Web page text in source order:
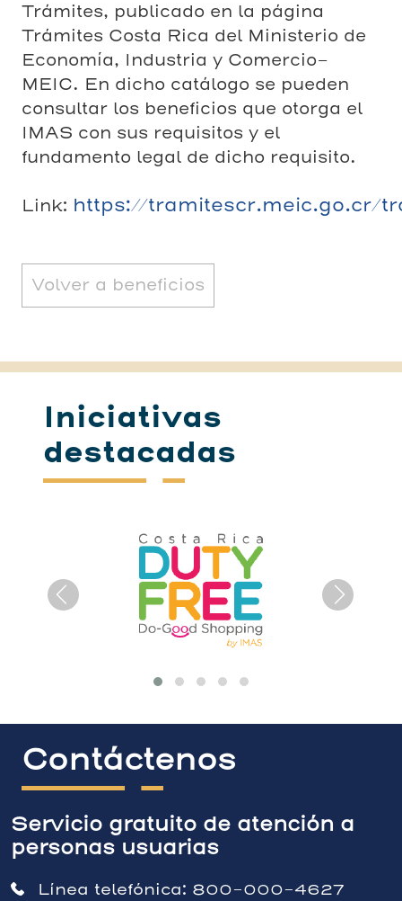
Trámites, publicado en la página
Trámites Costa Rica del Ministerio de
Economía, Industria y Comercio-
MEIC. En dicho catálogo se pueden
consultar los beneficios que otorga el
IMAS con sus requisitos y el
fundamento legal de dicho requisito.
Link: https://tramitescr.meic.go.cr/
Volver a beneficios
Iniciativas
destacadas
Contáctenos
Servicio gratuito de atención a
personas usuarias
Línea telefónica: 800-000-4627